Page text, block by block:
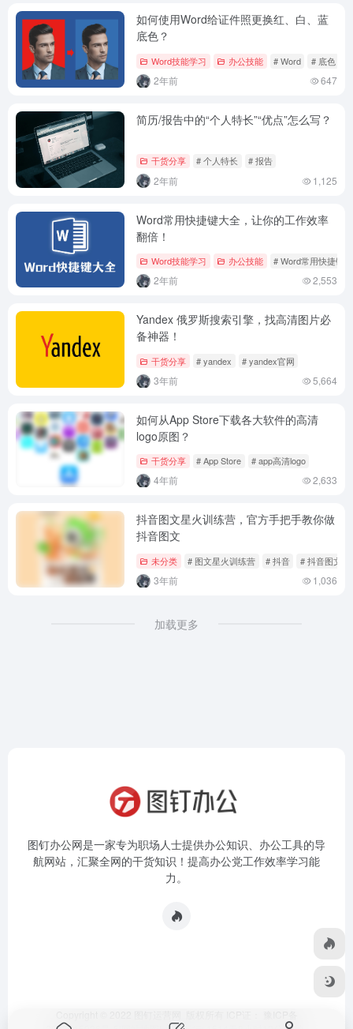
如何使用Word给证件照更换红、白、蓝
底色？
Word技能学习 办公技能 # Word # 底色
2年前 647
简历/报告中的“个人特长”“优点”怎么写？
干货分享 # 个人特长 # 报告
2年前 1,125
Word常用快捷键大全，让你的工作效率
翻倍！
Word技能学习 办公技能 # Word常用快捷键
2年前 2,553
Yandex 俄罗斯搜索引擎，找高清图片必
备神器！
干货分享 # yandex # yandex官网
3年前 5,664
如何从App Store下载各大软件的高清
logo原图？
干货分享 # App Store # app高清logo
4年前 2,633
抖音图文星火训练营，官方手把手教你做
抖音图文
未分类 # 图文星火训练营 # 抖音 # 抖音图文
3年前 1,036
加载更多
图钉办公网是一家专为职场人士提供办公知识、办公工具的导
航网站，汇聚全网的干货知识！提高办公党工作效率学习能
力。